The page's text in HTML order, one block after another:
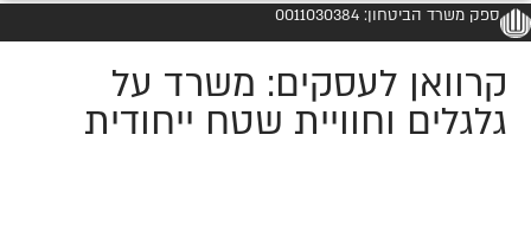
ספק משרד הביטחון: 0011030384
קרוואן לעסקים: משרד על
גלגלים וחוויית שטח ייחודית